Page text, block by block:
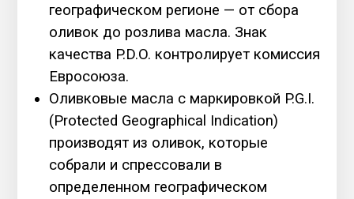
географическом регионе — от сбора
оливок до розлива масла. Знак
качества P.D.O. контролирует комиссия
Евросоюза.
Оливковые масла с маркировкой P.G.I.
(Protected Geographical Indication)
производят из оливок, которые
собрали и спрессовали в
определенном географическом